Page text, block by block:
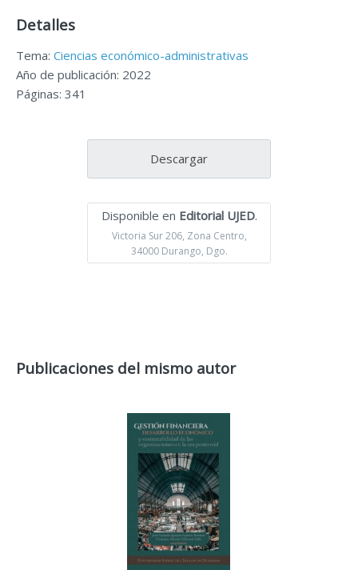
Detalles
Tema: Ciencias económico-administrativas
Año de publicación: 2022
Páginas: 341
Descargar
Disponible en Editorial UJED.
Victoria Sur 206, Zona Centro,
34000 Durango, Dgo.
Publicaciones del mismo autor